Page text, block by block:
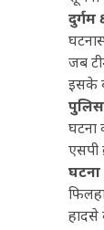
जब
इसके
घटना
एसपी
घटना
हादसे